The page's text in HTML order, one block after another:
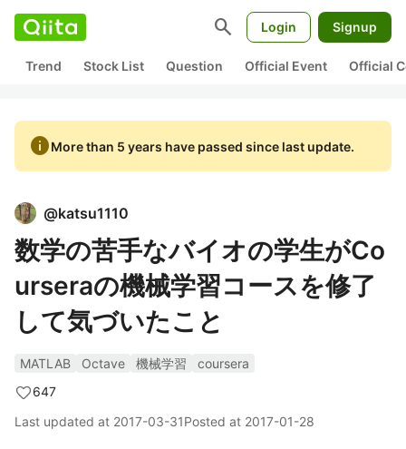
search Login Signup
Trend Stock List Question Official Event Official
infoMore than 5 years have passed since last update.
@katsu1110
数学の苦手なバイオの学生がCo
urseraの機械学習コースを修了
して気づいたこと
MATLAB Octave 機械学習
coursera
647
Last updated at 2017-03-31Posted at 2017-01-28